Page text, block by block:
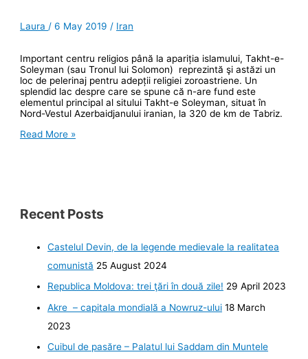
Laura /6 May 2019 / Iran
Important centru religios până la apariția islamului, Takht-e-
Soleyman (sau Tronul lui Solomon) reprezintă şi astăzi un
loc de pelerinaj pentru adepții religiei zoroastriene. Un
splendid lac despre care se spune că n-are fund este
elementul principal al sitului Takht-e Soleyman, situat în
Nord-Vestul Azerbaidjanului iranian, la 320 de km de Tabriz.
Takht-
lacului
fără
Read More »
Recent Posts
Castelul Devin, de la legende medievale la realitatea
comunistă 25 August 2024
Republica Moldova: trei ţări în două zile! 29 April 2023
Akre – capitala mondială a Nowruz-ului 18 March
2023
Cuibul de pasăre – Palatul lui Saddam din Muntele